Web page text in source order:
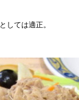
しては適正。